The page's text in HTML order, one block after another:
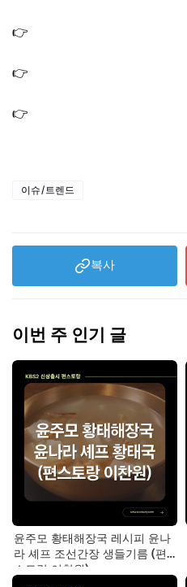
👉
👉
👉
이슈/트렌드
복사
이번 주 인기 글
윤주모 황태해장국 레시피 윤나
라 셰프 조선간장 생들기름 (편
스토랑 이찬원)